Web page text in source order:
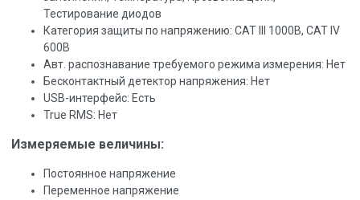
Тестирование диодов
Категория защиты по напряжению: САТ III 1000В, САТ IV
600В
Авт. распознавание требуемого режима измерения: Нет
Бесконтактный детектор напряжения: Нет
USB-интерфейс: Есть
True RMS: Нет
Измеряемые величины:
Постоянное напряжение
Переменное напряжение